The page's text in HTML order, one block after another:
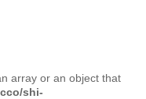
array or an object that
shi-